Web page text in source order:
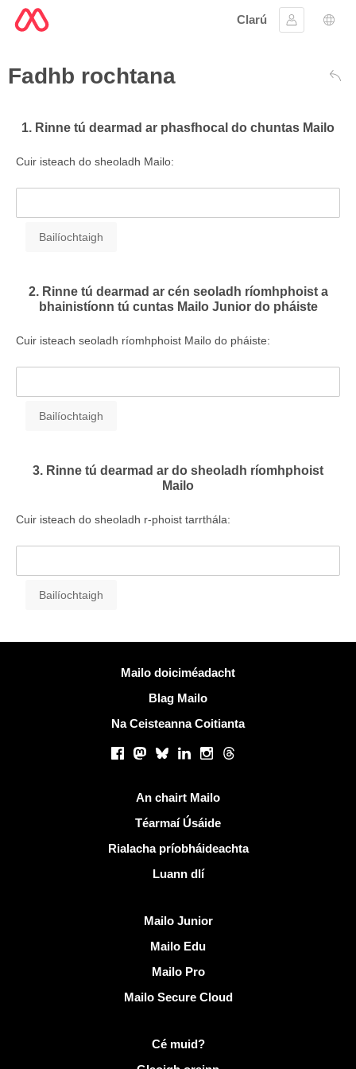
Clarú
Sínigh
Fadhb rochtana Siar
1. Rinne tú dearmad ar phasfhocal do chuntas Mailo
Cuir isteach do sheoladh Mailo:
2. Rinne tú dearmad ar cén seoladh ríomhphoist a
bhainistíonn tú cuntas Mailo Junior do pháiste
Cuir isteach seoladh ríomhphoist Mailo do pháiste:
3. Rinne tú dearmad ar do sheoladh ríomhphoist
Mailo
Cuir isteach do sheoladh r-phoist tarrthála:
Mailo doiciméadacht
Blag Mailo
Na Ceisteanna Coitianta
Facebook
Mastodon
BlueskyLinkedInInstagram
Threads
An chairt Mailo
Téarmaí Úsáide
Rialacha príobháideachta
Luann dlí
Mailo Junior
Mailo Edu
Mailo Pro
Mailo Secure Cloud
Tuilleadh eolais ar MailoCé muid?